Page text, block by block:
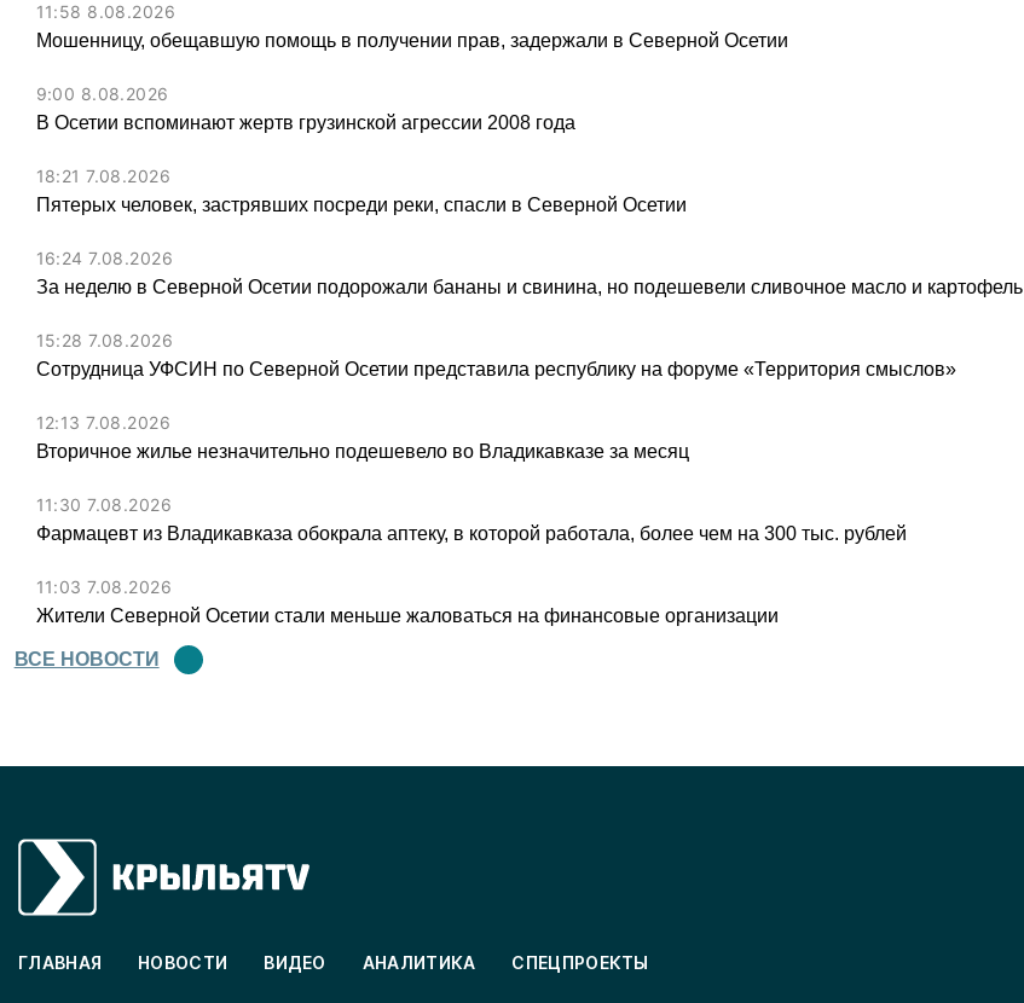
11:58 8.08.2026
Мошенницу, обещавшую помощь в получении прав, задержали в Северной Осетии
9:00 8.08.2026
В Осетии вспоминают жертв грузинской агрессии 2008 года
18:21 7.08.2026
Пятерых человек, застрявших посреди реки, спасли в Северной Осетии
16:24 7.08.2026
За неделю в Северной Осетии подорожали бананы и свинина, но подешевели сливочное масло и картофель
15:28 7.08.2026
Сотрудница УФСИН по Северной Осетии представила республику на форуме «Территория смыслов»
12:13 7.08.2026
Вторичное жилье незначительно подешевело во Владикавказе за месяц
11:30 7.08.2026
Фармацевт из Владикавказа обокрала аптеку, в которой работала, более чем на 300 тыс. рублей
11:03 7.08.2026
Жители Северной Осетии стали меньше жаловаться на финансовые организации
ВСЕ НОВОСТИ
ГЛАВНАЯ НОВОСТИ ВИДЕО АНАЛИТИКА СПЕЦПРОЕКТЫ